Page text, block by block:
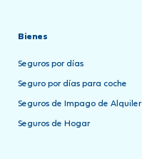
Bienes
Seguros por días
Seguro por días para coche
Seguros de Impago de Alquiler
Seguros de Hogar